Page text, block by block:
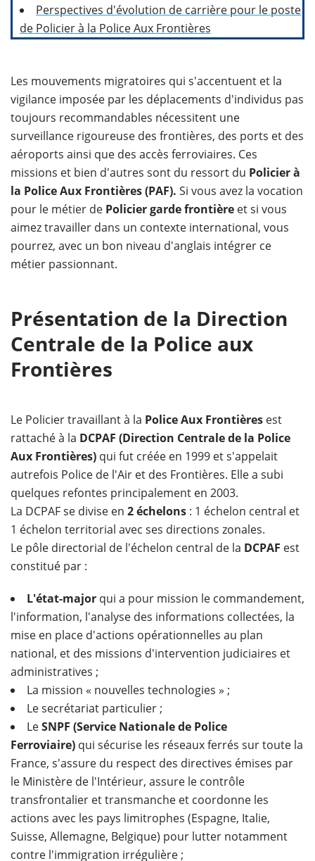
Perspectives d'évolution de carrière pour le poste
de Policier à la Police Aux Frontières
Les mouvements migratoires qui s'accentuent et la
vigilance imposée par les déplacements d'individus pas
toujours recommandables nécessitent une
surveillance rigoureuse des frontières, des ports et des
aéroports ainsi que des accès ferroviaires. Ces
missions et bien d'autres sont du ressort du Policier à
la Police Aux Frontières (PAF). Si vous avez la vocation
pour le métier de Policier garde frontière et si vous
aimez travailler dans un contexte international, vous
pourrez, avec un bon niveau d'anglais intégrer ce
métier passionnant.
Présentation de la Direction
Centrale de la Police aux
Frontières
Le Policier travaillant à la Police Aux Frontières est
rattaché à la DCPAF (Direction Centrale de la Police
Aux Frontières) qui fut créée en 1999 et s'appelait
autrefois Police de l'Air et des Frontières. Elle a subi
quelques refontes principalement en 2003.
La DCPAF se divise en 2 échelons : 1 échelon central et
1 échelon territorial avec ses directions zonales.
Le pôle directorial de l'échelon central de la DCPAF est
constitué par :
L'état-major qui a pour mission le commandement,
l'information, l'analyse des informations collectées, la
mise en place d'actions opérationnelles au plan
national, et des missions d'intervention judiciaires et
administratives ;
La mission « nouvelles technologies » ;
Le secrétariat particulier ;
LeSNPF (Service Nationale de Police
Ferroviaire) qui sécurise les réseaux ferrés sur toute la
France, s'assure du respect des directives émises par
le Ministère de l'Intérieur, assure le contrôle
transfrontalier et transmanche et coordonne les
actions avec les pays limitrophes (Espagne, Italie,
Suisse, Allemagne, Belgique) pour lutter notamment
contre l'immigration irrégulière ;